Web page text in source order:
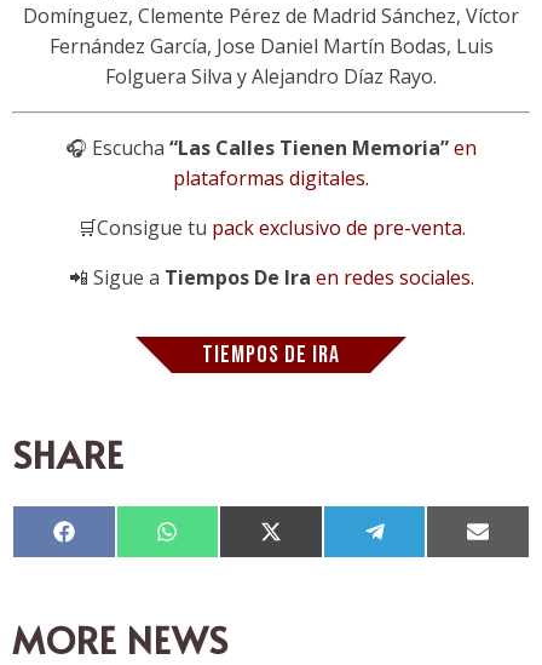
Domínguez, Clemente Pérez de Madrid Sánchez, Víctor
Fernández García, Jose Daniel Martín Bodas, Luis
Folguera Silva y Alejandro Díaz Rayo.
🎧 Escucha “Las Calles Tienen Memoria”en
plataformas digitales.
🛒Consigue tu pack exclusivo de pre-venta.
📲 Sigue a Tiempos De Ira en redes sociales.
TIEMPOS DE IRA
SHARE
Compartir
en
Compartir
en
Compartir
en
Compartir
en en
MORE NEWS